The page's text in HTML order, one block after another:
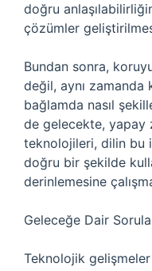
doğru
çözümler
Bundan sonra,
değil, aynı
bağlamda nasıl
de gelecekte, yapay
teknolojileri, dilin bu
doğru bir şekilde
derinlemesine
Geleceğe Dair
Teknolojik